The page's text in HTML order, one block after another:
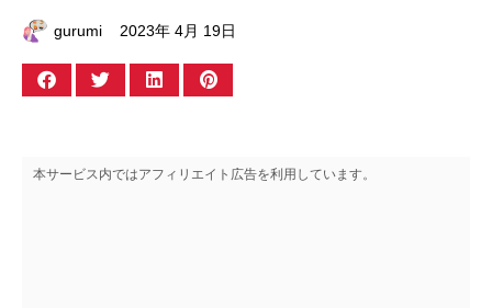
gurumi 2023年 4月 19日
本サービス内ではアフィリエイト広告を利用しています。